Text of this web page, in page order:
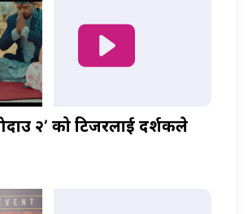
२’ को टिजरलाई दर्शकले